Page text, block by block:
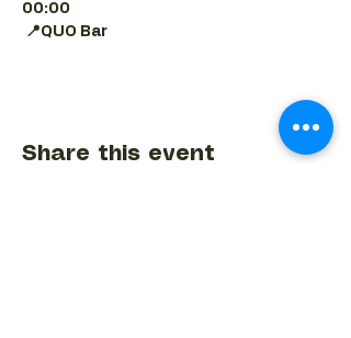
00:00
📍QUO Bar
Share this event